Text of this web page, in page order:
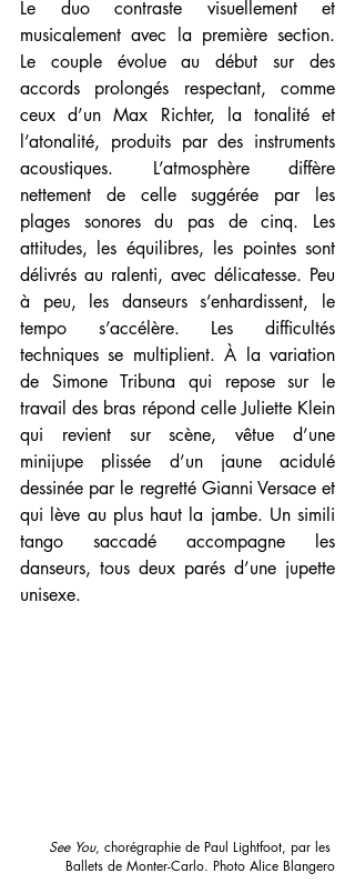
Le duo contraste visuellement et
musicalement avec la première section.
Le couple évolue au début sur des
accords prolongés respectant, comme
ceux d’un Max Richter, la tonalité et
l’atonalité, produits par des instruments
acoustiques. L’atmosphère diffère
nettement de celle suggérée par les
plages sonores du pas de cinq. Les
attitudes, les équilibres, les pointes sont
délivrés au ralenti, avec délicatesse. Peu
à peu, les danseurs s’enhardissent, le
tempo s’accélère. Les difficultés
techniques se multiplient. À la variation
de Simone Tribuna qui repose sur le
travail des bras répond celle Juliette Klein
qui revient sur scène, vêtue d’une
minijupe plissée d’un jaune acidulé
dessinée par le regretté Gianni Versace et
qui lève au plus haut la jambe. Un simili
tango saccadé accompagne les
danseurs, tous deux parés d’une jupette
unisexe.
See You, chorégraphie de Paul Lightfoot, par les
Ballets de Monter-Carlo. Photo Alice Blangero